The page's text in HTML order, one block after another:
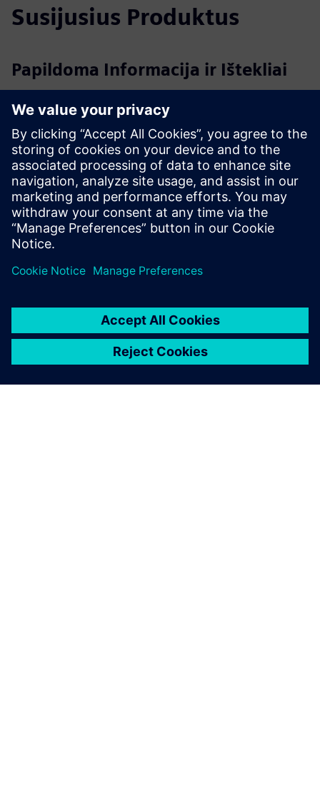
Susijusius Produktus
Papildoma Informacija ir Ištekliai
Cameo Connector Flyer
More information
Išankstinės sąlygos
Cameo Systems Modeler
Teamcenter MBSE Gateway
Teamcenter Active Workspace Client